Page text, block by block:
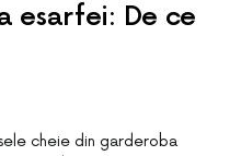
esarfei: De ce
cheie din garderoba